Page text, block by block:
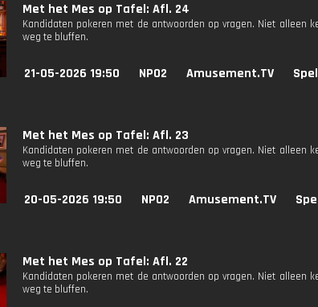
Met het Mes op Tafel: Afl. 24
Kandidaten pokeren met de antwoorden op vragen. Niet alleen
weg te bluffen.
21-05-2026 19:50 NPO2 Amusement.TV
Met het Mes op Tafel: Afl. 23
Kandidaten pokeren met de antwoorden op vragen. Niet alleen
weg te bluffen.
20-05-2026 19:50 NPO2 Amusement.TV
Met het Mes op Tafel: Afl. 22
Kandidaten pokeren met de antwoorden op vragen. Niet alleen
weg te bluffen.